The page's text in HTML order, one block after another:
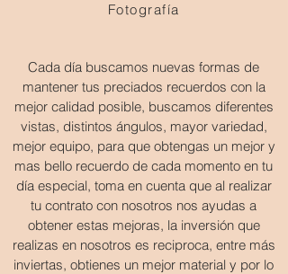
Fotografía
Cada día buscamos nuevas formas de
mantener tus preciados recuerdos con la
mejor calidad posible, buscamos diferentes
vistas, distintos ángulos, mayor variedad,
mejor equipo, para que obtengas un mejor y
mas bello recuerdo de cada momento en tu
día especial, toma en cuenta que al realizar
tu contrato con nosotros nos ayudas a
obtener estas mejoras, la inversión que
realizas en nosotros es reciproca, entre más
inviertas, obtienes un mejor material y por lo